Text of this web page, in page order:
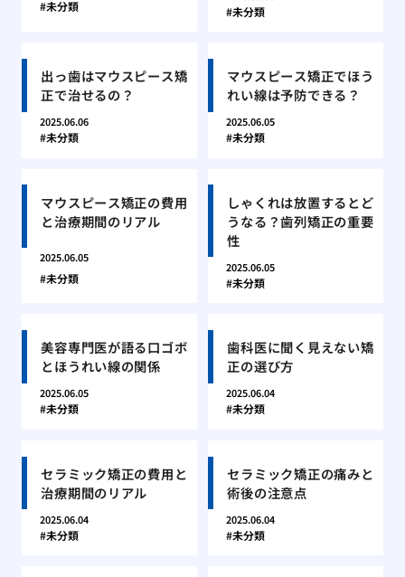
未分類 未分類
出っ歯はマウスピース矯
正で治せるの？
2025.06.06
未分類
マウスピース矯正でほう
れい線は予防できる？
2025.06.05
未分類
マウスピース矯正の費用
と治療期間のリアル
2025.06.05
未分類
しゃくれは放置するとど
うなる？歯列矯正の重要
性
2025.06.05
未分類
美容専門医が語る口ゴボ
とほうれい線の関係
2025.06.05
未分類
歯科医に聞く見えない矯
正の選び方
2025.06.04
未分類
セラミック矯正の費用と
治療期間のリアル
2025.06.04
未分類
セラミック矯正の痛みと
術後の注意点
2025.06.04
未分類